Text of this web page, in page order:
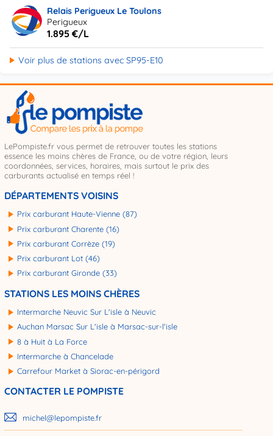
Relais Perigueux Le Toulons
Perigueux
1.895 €/L
Voir plus de stations avec SP95-E10
LePompiste.fr vous permet de retrouver toutes les stations
essence les moins chères de France, ou de votre région, leurs
coordonnées, services, horaires, mais surtout le prix des
carburants actualisé en temps réel !
DÉPARTEMENTS VOISINS
Prix carburant Haute-Vienne (87)
Prix carburant Charente (16)
Prix carburant Corrèze (19)
Prix carburant Lot (46)
Prix carburant Gironde (33)
STATIONS LES MOINS CHÈRES
Intermarche Neuvic Sur L'isle à Neuvic
Auchan Marsac Sur L'isle à Marsac-sur-l'isle
8 à Huit à La Force
Intermarche à Chancelade
Carrefour Market à Siorac-en-périgord
CONTACTER LE POMPISTE
michel@lepompiste.fr